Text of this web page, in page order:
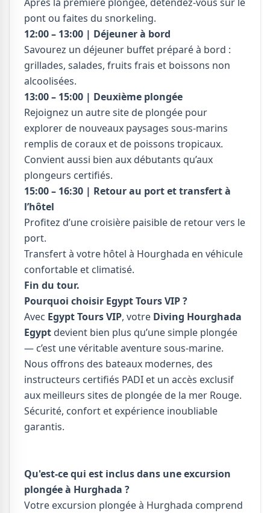
pont ou faites du snorkeling.
12:00 – 13:00 | Déjeuner à bord
Savourez un déjeuner buffet préparé à bord :
grillades, salades, fruits frais et boissons non
alcoolisées.
13:00 – 15:00 | Deuxième plongée
Rejoignez un autre site de plongée pour
explorer de nouveaux paysages sous-marins
remplis de coraux et de poissons tropicaux.
Convient aussi bien aux débutants qu’aux
plongeurs certifiés.
15:00 – 16:30 | Retour au port et transfert à
l’hôtel
Profitez d’une croisière paisible de retour vers le
port.
Transfert à votre hôtel à Hourghada en véhicule
confortable et climatisé.
Fin du tour.
Pourquoi choisir Egypt Tours VIP ?
Avec Egypt Tours VIP, votre Diving Hourghada
Egypt devient bien plus qu’une simple plongée
— c’est une véritable aventure sous-marine.
Nous offrons des bateaux modernes, des
instructeurs certifiés PADI et un accès exclusif
aux meilleurs sites de plongée de la mer Rouge.
Sécurité, confort et expérience inoubliable
garantis.
Qu'est-ce qui est inclus dans une excursion
plongée à Hurghada ?
Votre excursion plongée à Hurghada comprend